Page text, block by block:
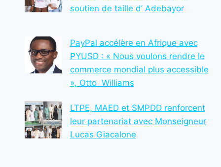
BAZI
soutien de taille d’ Adebayor
PayPal accélère en Afrique avec
PYUSD : « Nous voulons rendre le
commerce mondial plus accessible
», Otto Williams
LTPE, MAED et SMPDD renforcent
leur partenariat avec Monseigneur
Lucas Giacalone